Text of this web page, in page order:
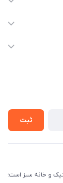
ثبت
و خانه سبز است؛